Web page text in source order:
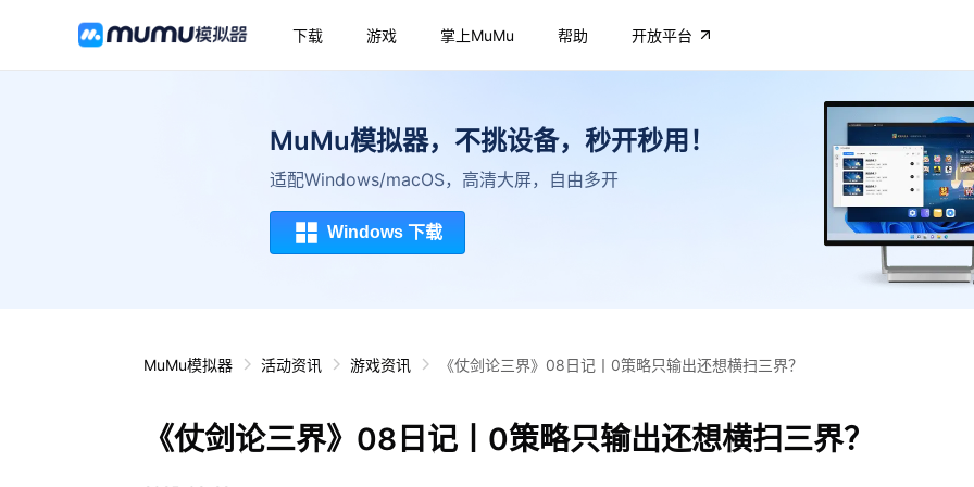
下载 游戏 掌上MuMu 帮助 开放平台
MuMu模拟器，不挑设备，秒开秒用！
适配Windows/macOS，高清大屏，自由多开
Windows 下载
MuMu模拟器 活动资讯 游戏资讯 《仗剑论三界》08日记丨0策略只输出还想横扫三界？
《仗剑论三界》08日记丨0策略只输出还想横扫三界？